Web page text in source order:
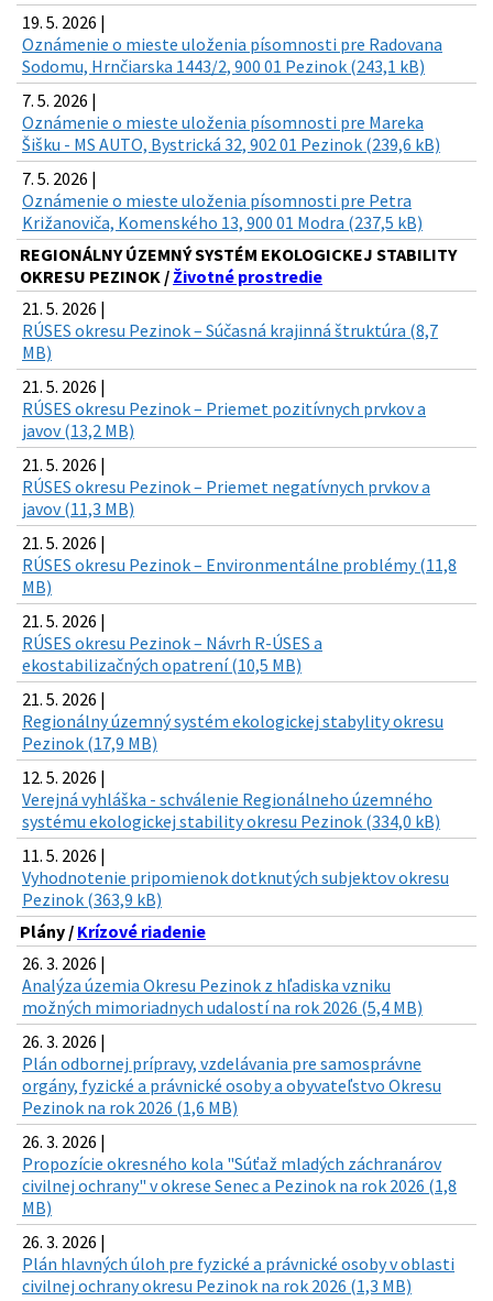
19. 5. 2026 |
Oznámenie o mieste uloženia písomnosti pre Radovana
Sodomu, Hrnčiarska 1443/2, 900 01 Pezinok (243,1 kB)
7. 5. 2026 |
Oznámenie o mieste uloženia písomnosti pre Mareka
Šišku - MS AUTO, Bystrická 32, 902 01 Pezinok (239,6 kB)
7. 5. 2026 |
Oznámenie o mieste uloženia písomnosti pre Petra
Križanoviča, Komenského 13, 900 01 Modra (237,5 kB)
REGIONÁLNY ÚZEMNÝ SYSTÉM EKOLOGICKEJ STABILITY
OKRESU PEZINOK / Životné prostredie
21. 5. 2026 |
RÚSES okresu Pezinok – Súčasná krajinná štruktúra (8,7
MB)
21. 5. 2026 |
RÚSES okresu Pezinok – Priemet pozitívnych prvkov a
javov (13,2 MB)
21. 5. 2026 |
RÚSES okresu Pezinok – Priemet negatívnych prvkov a
javov (11,3 MB)
21. 5. 2026 |
RÚSES okresu Pezinok – Environmentálne problémy (11,8
MB)
21. 5. 2026 |
RÚSES okresu Pezinok – Návrh R-ÚSES a
ekostabilizačných opatrení (10,5 MB)
21. 5. 2026 |
Regionálny územný systém ekologickej stabylity okresu
Pezinok (17,9 MB)
12. 5. 2026 |
Verejná vyhláška - schválenie Regionálneho územného
systému ekologickej stability okresu Pezinok (334,0 kB)
11. 5. 2026 |
Vyhodnotenie pripomienok dotknutých subjektov okresu
Pezinok (363,9 kB)
Plány / Krízové riadenie
26. 3. 2026 |
Analýza územia Okresu Pezinok z hľadiska vzniku
možných mimoriadnych udalostí na rok 2026 (5,4 MB)
26. 3. 2026 |
Plán odbornej prípravy, vzdelávania pre samosprávne
orgány, fyzické a právnické osoby a obyvateľstvo Okresu
Pezinok na rok 2026 (1,6 MB)
26. 3. 2026 |
Propozície okresného kola "Súťaž mladých záchranárov
civilnej ochrany" v okrese Senec a Pezinok na rok 2026 (1,8
MB)
26. 3. 2026 |
Plán hlavných úloh pre fyzické a právnické osoby v oblasti
civilnej ochrany okresu Pezinok na rok 2026 (1,3 MB)